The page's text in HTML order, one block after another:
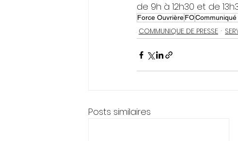
de 9h à 12h30 et de
Force OuvrièreFO
COMMUNIQUE DE PRESSE
Posts similaires